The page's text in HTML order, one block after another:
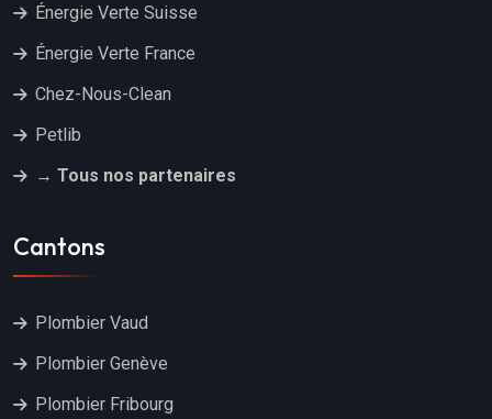
Énergie Verte Suisse
Énergie Verte France
Chez-Nous-Clean
Petlib
→ Tous nos partenaires
Cantons
Plombier Vaud
Plombier Genève
Plombier Fribourg